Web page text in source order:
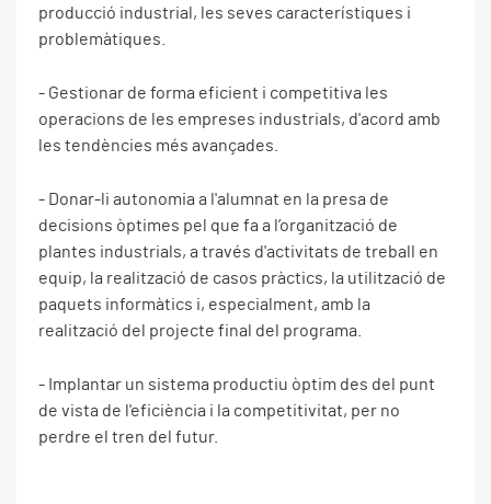
producció industrial, les seves característiques i
problemàtiques.
- Gestionar de forma eficient i competitiva les
operacions de les empreses industrials, d'acord amb
les tendències més avançades.
- Donar-li autonomia a l'alumnat en la presa de
decisions òptimes pel que fa a l’organització de
plantes industrials, a través d'activitats de treball en
equip, la realització de casos pràctics, la utilització de
paquets informàtics i, especialment, amb la
realització del projecte final del programa.
- Implantar un sistema productiu òptim des del punt
de vista de l'eficiència i la competitivitat, per no
perdre el tren del futur.